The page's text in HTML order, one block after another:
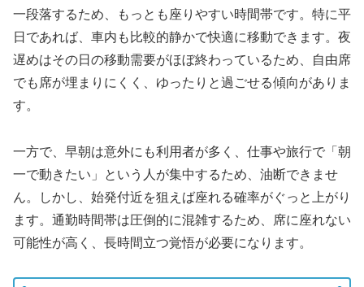
一段落するため、もっとも座りやすい時間帯です。特に平
日であれば、車内も比較的静かで快適に移動できます。夜
遅めはその日の移動需要がほぼ終わっているため、自由席
でも席が埋まりにくく、ゆったりと過ごせる傾向がありま
す。
一方で、早朝は意外にも利用者が多く、仕事や旅行で「朝
一で動きたい」という人が集中するため、油断できませ
ん。しかし、始発付近を狙えば座れる確率がぐっと上がり
ます。通勤時間帯は圧倒的に混雑するため、席に座れない
可能性が高く、長時間立つ覚悟が必要になります。